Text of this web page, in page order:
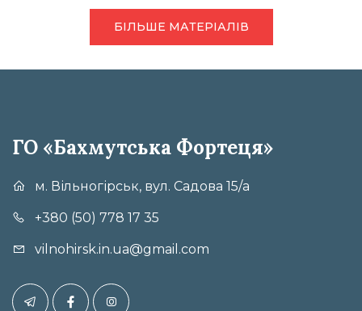
БІЛЬШЕ МАТЕРІАЛІВ
ГО «Бахмутська Фортеця»
м. Вільногірськ, вул. Садова 15/а
+380 (50) 778 17 35
vilnohirsk.in.ua@gmail.com